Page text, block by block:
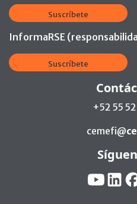
Suscríbete
InformaRSE
Suscríbete
+52 55
cemefi@
YouTube